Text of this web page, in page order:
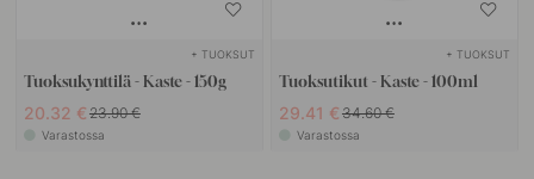
+ TUOKSUT
Tuoksukynttilä - Kaste - 150g
20.32 € 23.90 €
Varastossa
+ TUOKSUT
Tuoksutikut - Kaste - 100ml
29.41 € 34.60 €
Varastossa